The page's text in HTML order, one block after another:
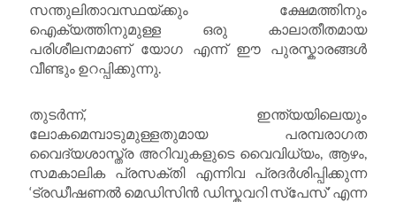
സന്തുലിതാവസ്ഥയ്ക്കും ക്ഷേമത്തിനും
ഐക്യത്തിനുമുള്ള ഒരു കാലാതീതമായ
പരിശീലനമാണ് യോഗ എന്ന് ഈ പുരസ്കാരങ്ങൾ
വീണ്ടും ഉറപ്പിക്കുന്നു.
തുടർന്ന്, ഇന്ത്യയിലെയും
ലോകമെമ്പാടുമുള്ളതുമായ പരമ്പരാഗത
വൈദ്യശാസ്ത്ര അറിവുകളുടെ വൈവിധ്യം, ആഴം,
സമകാലിക പ്രസക്തി എന്നിവ പ്രദർശിപ്പിക്കുന്ന
‘ട്രഡീഷണൽ മെഡിസിൻ ഡിസ്കവറി സ്പേസ്’ എന്ന